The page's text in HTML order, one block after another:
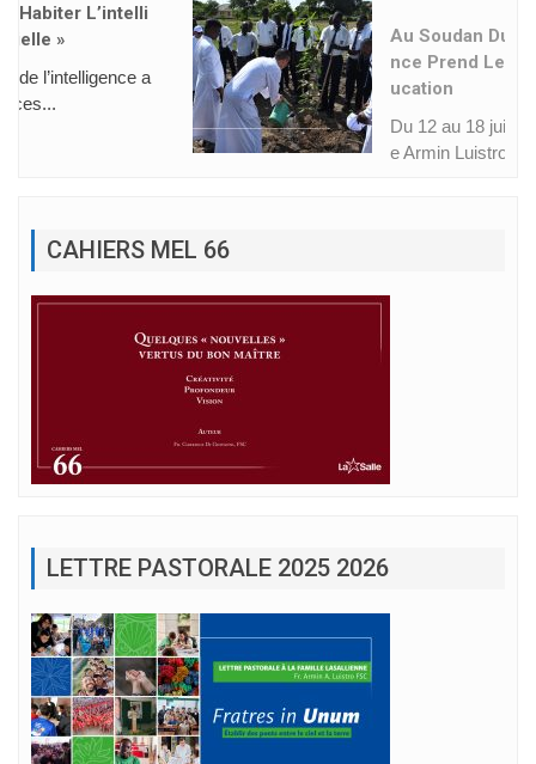
Nce Prend Le Visage De L’éd
Ucation
Du 12 au 18 juillet 2026, le Frèr
e Armin Luistro, Supér...
CAHIERS MEL 66
LETTRE PASTORALE 2025 2026